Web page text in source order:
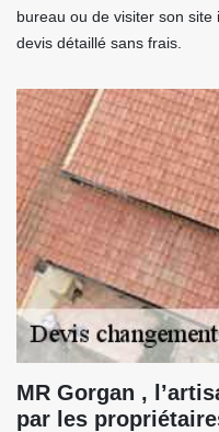
bureau ou de visiter son
devis détaillé sans frais.
MR Gorgan ,
par les